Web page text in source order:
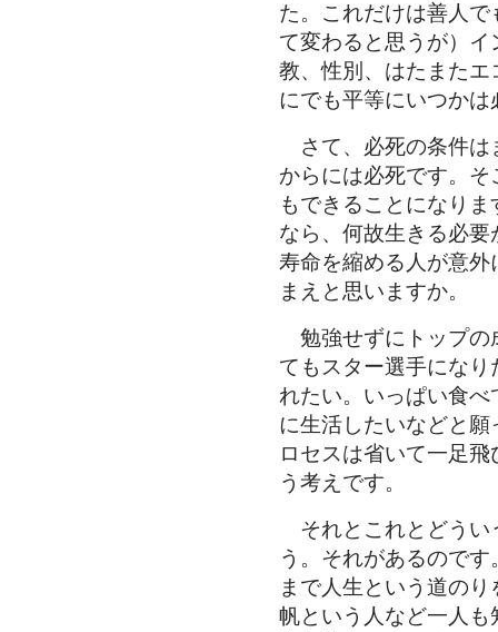
た。これだけは善人
て変わると思うが）
教、性別、はたまた
にでも平等にいつかは
さて、必死の条件は
からには必死です。
もできることになり
なら、何故生きる必
寿命を縮める人が意
まえと思いますか。
勉強せずにトップの
てもスター選手にな
れたい。いっぱい食
に生活したいなどと
ロセスは省いて一足
う考えです。
それとこれとどうい
う。それがあるので
まで人生という道の
帆という人など一人